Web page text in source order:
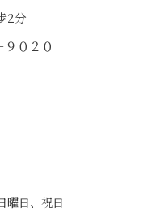
2分
０２０
曜日、祝日